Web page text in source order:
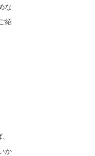
な
紹
か